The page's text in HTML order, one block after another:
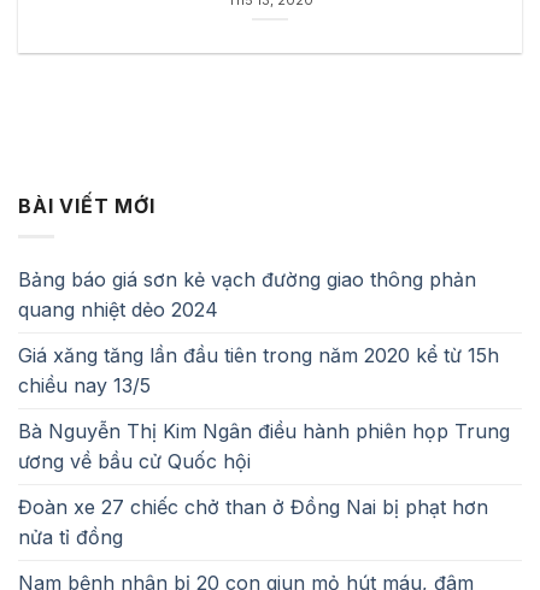
BÀI VIẾT MỚI
Bảng báo giá sơn kẻ vạch đường giao thông phản
quang nhiệt dẻo 2024
Giá xăng tăng lần đầu tiên trong năm 2020 kể từ 15h
chiều nay 13/5
Bà Nguyễn Thị Kim Ngân điều hành phiên họp Trung
ương về bầu cử Quốc hội
Đoàn xe 27 chiếc chở than ở Đồng Nai bị phạt hơn
nửa tỉ đồng
Nam bệnh nhân bị 20 con giun mỏ hút máu, đâm